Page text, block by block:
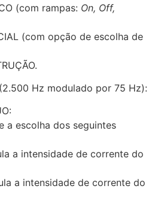
(com rampas: On, Off,
(com opção de escolha de
(2.500 Hz modulado por 75 Hz):
a escolha dos seguintes
a intensidade de corrente do
a intensidade de corrente do